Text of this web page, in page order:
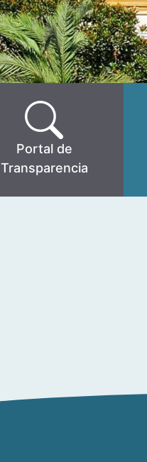
Portal de
Transparencia